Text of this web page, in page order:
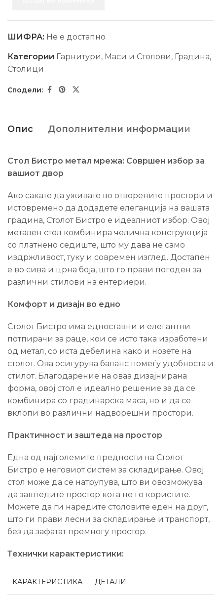
ШИФРА: Не е достапно
Категории Гарнитури, Маси и Столови, Градина,
Столици
Опис Дополнителни информации
Стол Бистро метал мрежа: Совршен избор за
вашиот двор
Ако сакате да уживате во отворените простори и
истовремено да додадете елеганција на вашата
градина, Столот Бистро е идеалниот избор. Овој
метален стол комбинира челична конструкција
со платнено седиште, што му дава не само
издржливост, туку и современ изглед. Достапен
е во сива и црна боја, што го прави погоден за
различни стилови на ентериери.
Комфорт и дизајн во едно
Столот Бистро има едноставни и елегантни
потпирачи за раце, кои се исто така изработени
од метал, со иста дебелина како и нозете на
столот. Ова осигурува баланс помеѓу удобноста и
стилот. Благодарение на оваа дизајнирана
форма, овој стол е идеално решение за да се
комбинира со градинарска маса, но и да се
вклопи во различни надворешни простори.
Практичност и заштеда на простор
Една од најголемите предности на Столот
Бистро е неговиот систем за складирање. Овој
стол може да се натрупува, што ви овозможува
да заштедите простор кога не го користите.
Можете да ги наредите столовите еден на друг,
што ги прави лесни за складирање и транспорт,
без да зафатат премногу простор.
Технички карактеристики:
КАРАКТЕРИСТИКА ДЕТАЛИ